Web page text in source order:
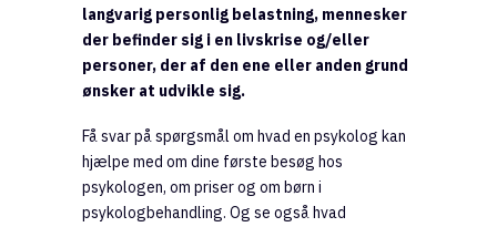
langvarig personlig belastning, mennesker
der befinder sig i en livskrise og/eller
personer, der af den ene eller anden grund
ønsker at udvikle sig.
Få svar på spørgsmål om hvad en psykolog kan
hjælpe med om dine første besøg hos
psykologen, om priser og om børn i
psykologbehandling. Og se også hvad